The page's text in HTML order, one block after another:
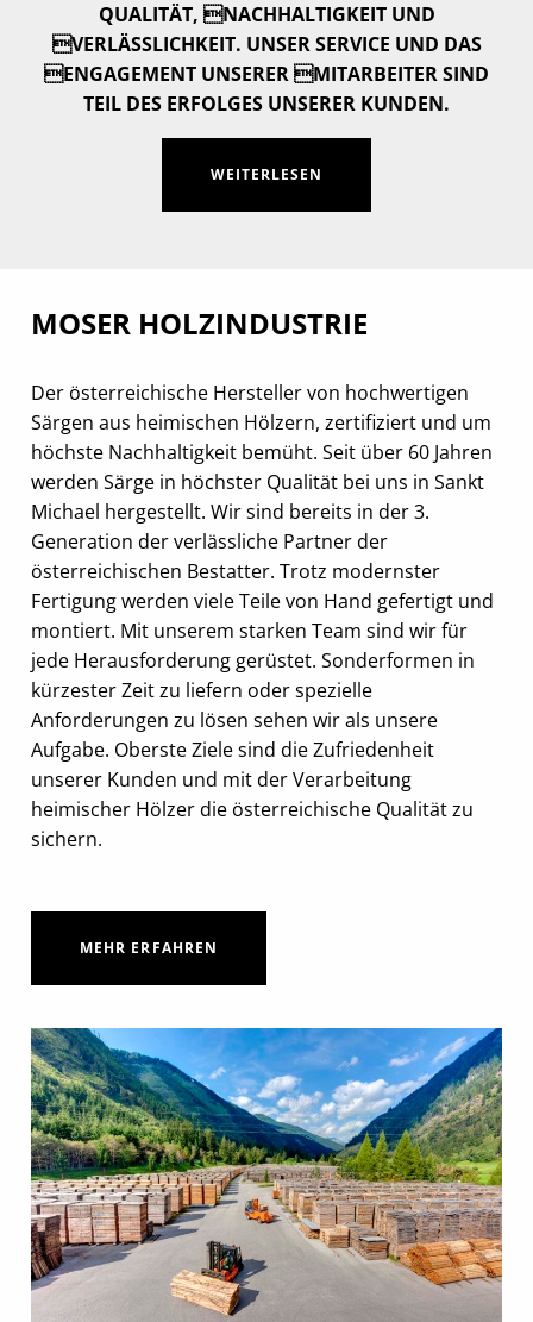
QUALITÄT, NACHHALTIGKEIT UND
VERLÄSSLICHKEIT. UNSER SERVICE UND DAS
ENGAGEMENT UNSERER MITARBEITER SIND
TEIL DES ERFOLGES UNSERER KUNDEN.
WEITERLESEN
MOSER HOLZINDUSTRIE
Der österreichische Hersteller von hochwertigen
Särgen aus heimischen Hölzern, zertifiziert und um
höchste Nachhaltigkeit bemüht. Seit über 60 Jahren
werden Särge in höchster Qualität bei uns in Sankt
Michael hergestellt. Wir sind bereits in der 3.
Generation der verlässliche Partner der
österreichischen ­Bestatter. Trotz modernster
Fertigung werden viele Teile von Hand gefertigt und
montiert. Mit unserem starken Team sind wir für
jede Herausforderung gerüstet.­ Sonderformen in
kürzester Zeit zu liefern oder ­­spezielle
Anforderungen zu lösen sehen wir als unsere
Aufgabe.­ Oberste Ziele sind die Zufriedenheit
unserer Kunden und mit der Verarbeitung
heimischer Hölzer die österreichische Qualität zu
sichern.
MEHR ERFAHREN